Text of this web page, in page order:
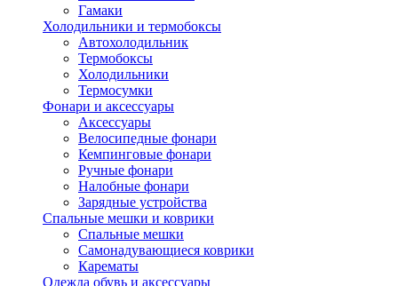
Гамаки
Холодильники и термобоксы
Автохолодильник
Термобоксы
Холодильники
Термосумки
Фонари и аксессуары
Аксессуары
Велосипедные фонари
Кемпинговые фонари
Ручные фонари
Налобные фонари
Зарядные устройства
Спальные мешки и коврики
Спальные мешки
Самонадувающиеся коврики
Карематы
Одежда обувь и аксессуары